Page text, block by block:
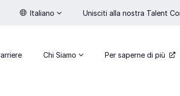
Italiano Unisciti alla nostra Talent
Chi Siamo Per saperne di più